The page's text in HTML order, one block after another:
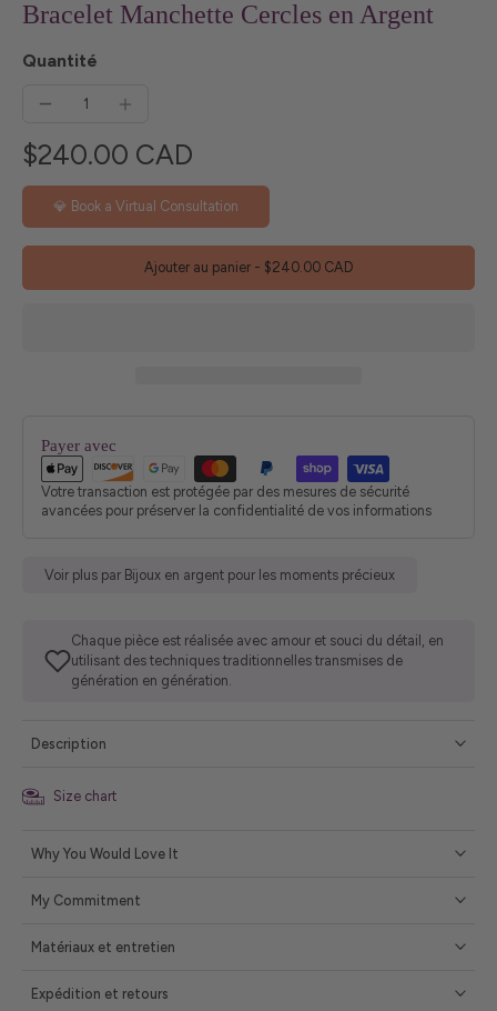
Bracelet Manchette Cercles en Argent
Quantité
$240.00 CAD
💎 Book a Virtual Consultation
Ajouter au panier - $240.00 CAD
Payer avec
Votre transaction est protégée par des mesures de sécurité
avancées pour préserver la confidentialité de vos informations
Voir plus par Bijoux en argent pour les moments précieux
Chaque pièce est réalisée avec amour et souci du détail, en
utilisant des techniques traditionnelles transmises de
génération en génération.
Description
Size chart
Why You Would Love It
My Commitment
Matériaux et entretien
Expédition et retours